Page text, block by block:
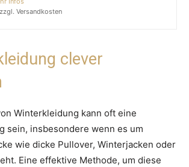
Versandkosten
clever
Winterkleidung kann oft eine
sein, insbesondere wenn es um
wie dicke Pullover, Winterjacken oder
Eine effektive Methode, um diese